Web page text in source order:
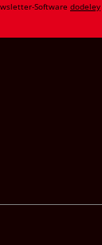
Software dodeley